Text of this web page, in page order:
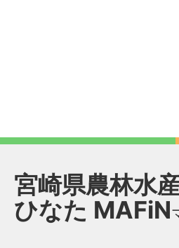
宮崎県農林水
ひなた MAFiN